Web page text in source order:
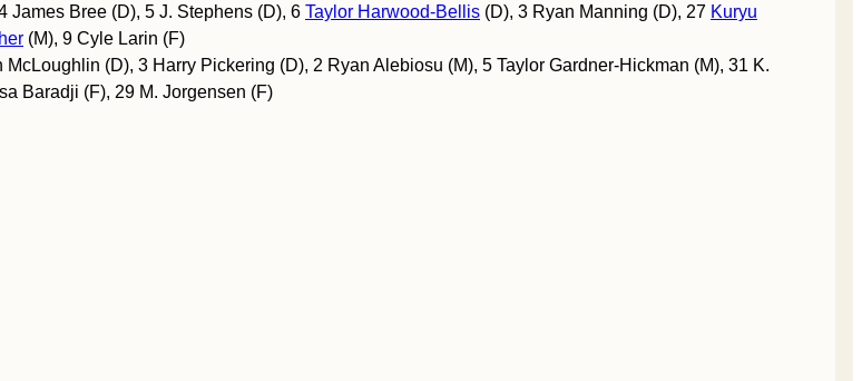
James Bree (D), 5 J. Stephens (D), 6 Taylor Harwood-Bellis (D), 3 Ryan Manning (D), 27 Kuryu
(M), 9 Cyle Larin (F)
(D), 3 Harry Pickering (D), 2 Ryan Alebiosu (M), 5 Taylor Gardner-Hickman (M), 31 K.
Baradji (F), 29 M. Jorgensen (F)